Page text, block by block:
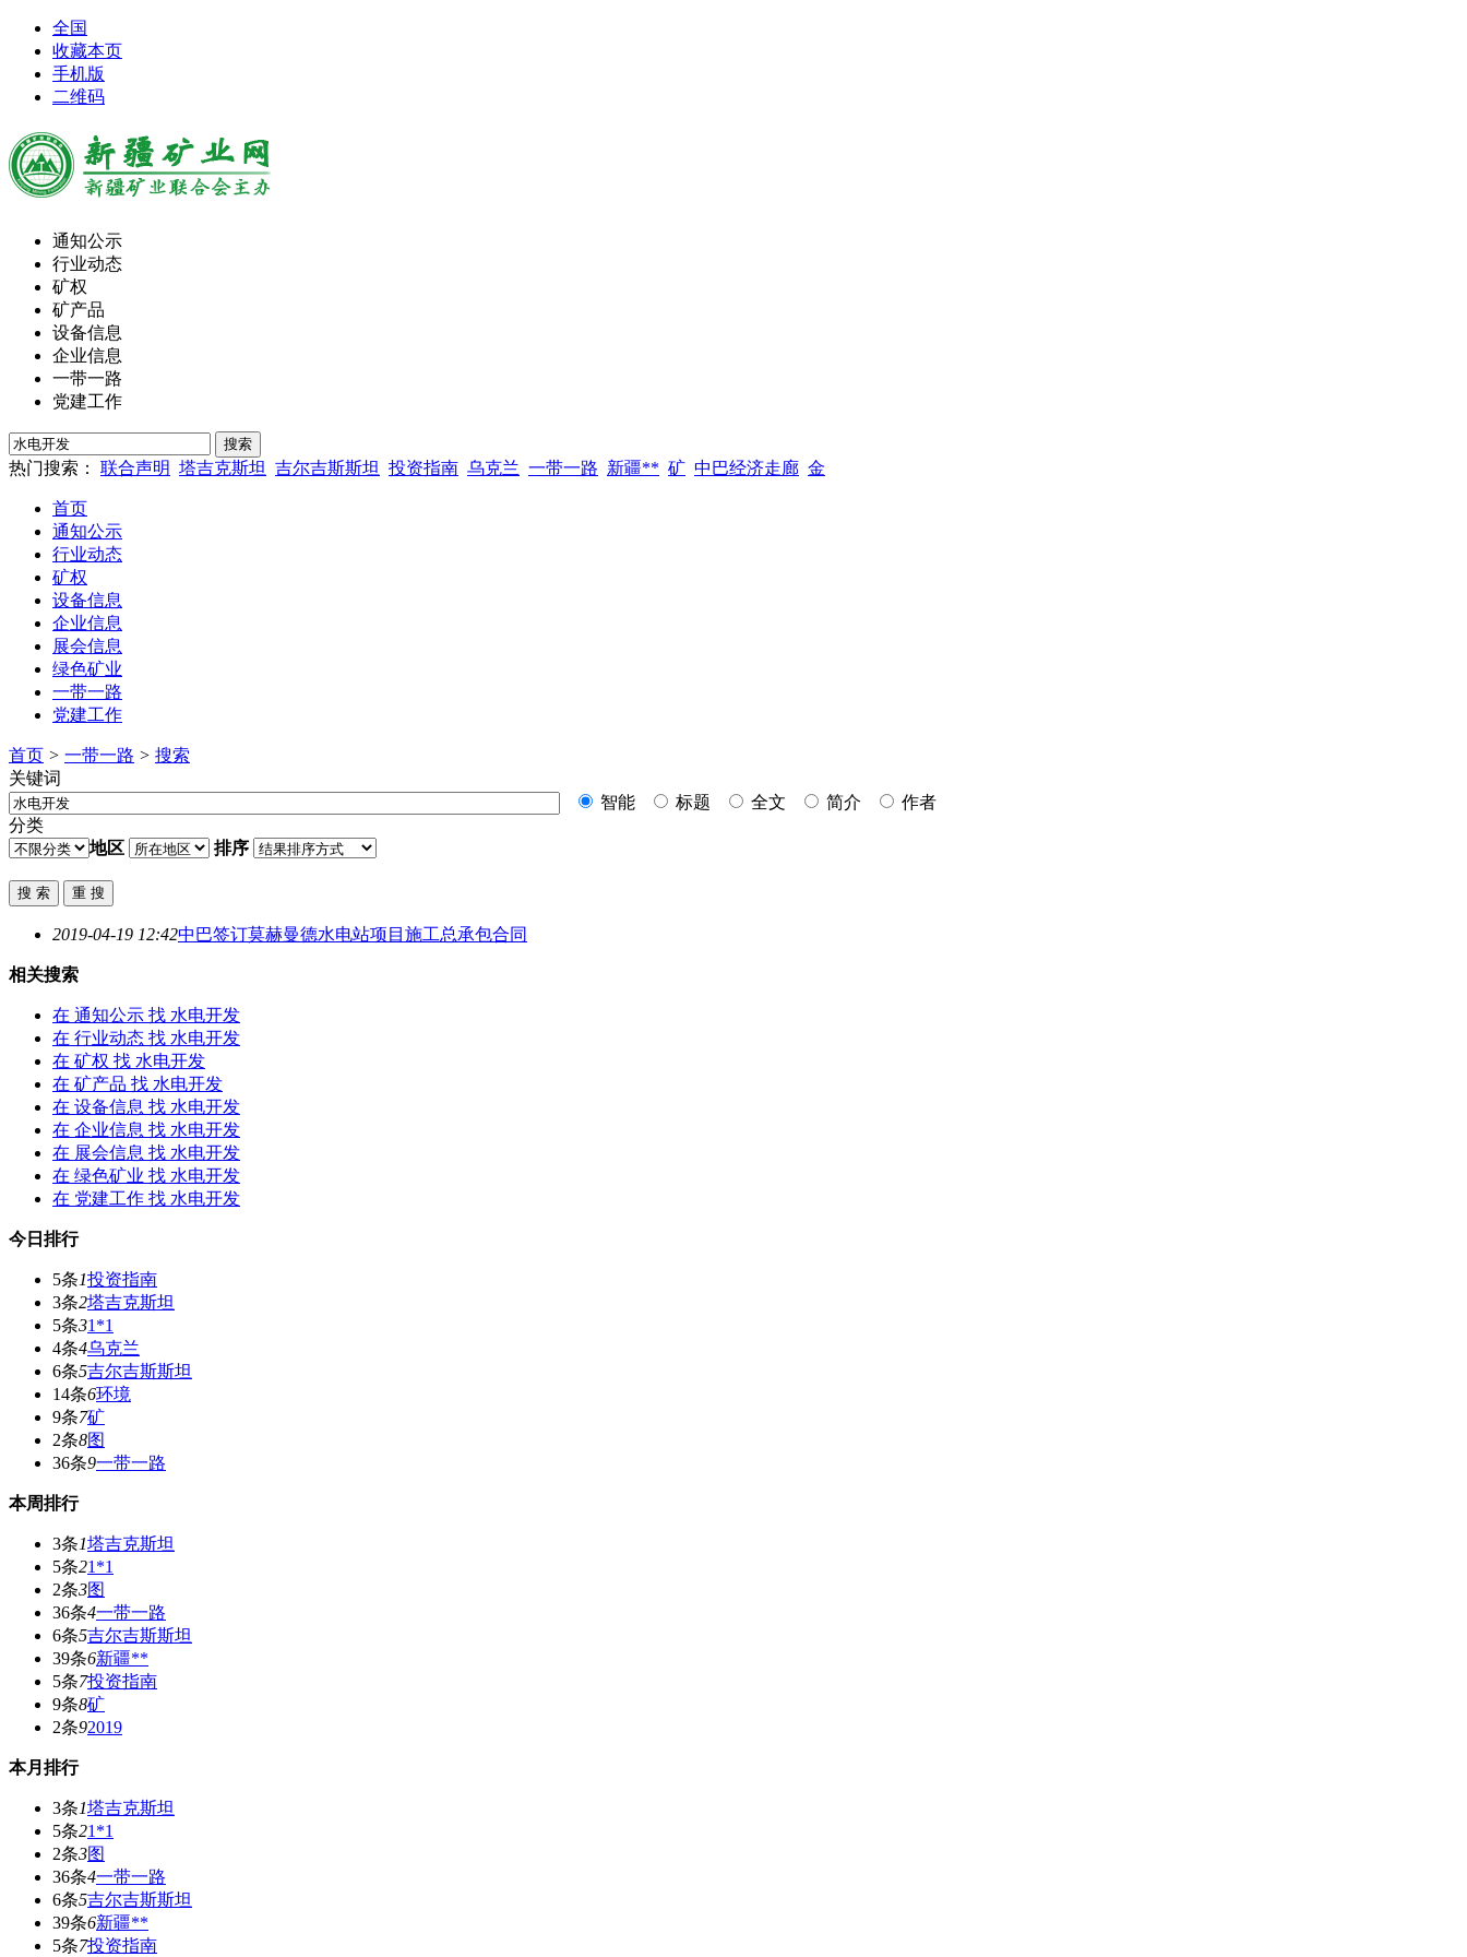
全国
收藏本页
手机版
二维码
通知公示
行业动态
矿权
矿产品
设备信息
企业信息
一带一路
党建工作
热门搜索： 联合声明 塔吉克斯坦 吉尔吉斯斯坦 投资指南 乌克兰 一带一路 新疆** 矿 中巴经济走廊 金
首页
通知公示
行业动态
矿权
设备信息
企业信息
展会信息
绿色矿业
一带一路
党建工作
首页 > 一带一路 > 搜索
关键词
智能
标题 全文 简介
作者
分类
地区
排序
2019-04-19 12:42中巴签订莫赫曼德水电站项目施工总承包合同
相关搜索
在 通知公示 找 水电开发
在 行业动态 找 水电开发
在 矿权 找 水电开发
在 矿产品 找 水电开发
在 设备信息 找 水电开发
在 企业信息 找 水电开发
在 展会信息 找 水电开发
在 绿色矿业 找 水电开发
在 党建工作 找 水电开发
今日排行
5条1投资指南
3条2塔吉克斯坦
5条31*1
4条4乌克兰
6条5吉尔吉斯斯坦
14条6环境
9条7矿
2条8图
36条9一带一路
本周排行
3条1塔吉克斯坦
5条21*1
2条3图
36条4一带一路
6条5吉尔吉斯斯坦
39条6新疆**
5条7投资指南
9条8矿
2条92019
本月排行
3条1塔吉克斯坦
5条21*1
2条3图
36条4一带一路
6条5吉尔吉斯斯坦
39条6新疆**
5条7投资指南